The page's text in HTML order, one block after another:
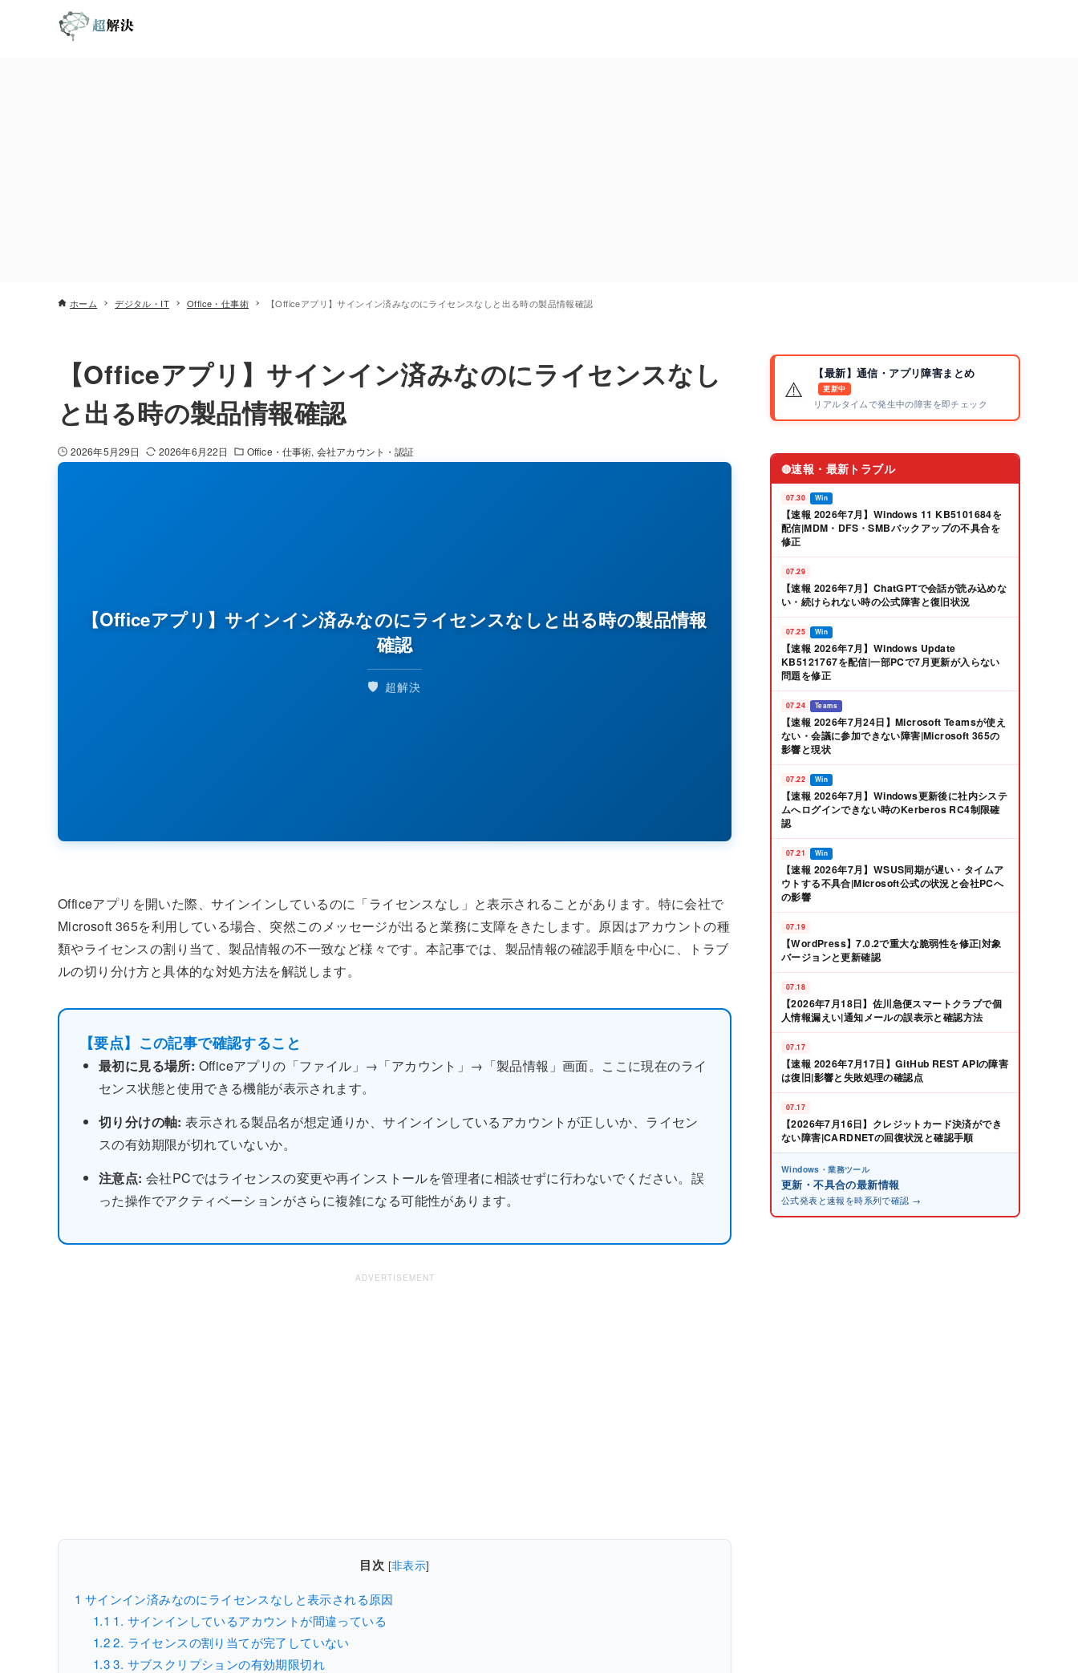
ホーム デジタル・IT Office・仕事術 【Officeアプリ】サインイン済みなのにライセンスなしと出る時の製品情報確認
【Officeアプリ】サインイン済みなのにライセンスなし
と出る時の製品情報確認
2026年5月29日 2026年6月22日 Office・仕事術 会社アカウント・認証
【Officeアプリ】サインイン済みなのにライセンスなしと出る時の製品情報
確認
🛡️ 超解決
Officeアプリを開いた際、サインインしているのに「ライセンスなし」と表示されることがあります。特に会社で
Microsoft 365を利用している場合、突然このメッセージが出ると業務に支障をきたします。原因はアカウントの種
類やライセンスの割り当て、製品情報の不一致など様々です。本記事では、製品情報の確認手順を中心に、トラブ
ルの切り分け方と具体的な対処方法を解説します。
【要点】この記事で確認すること
最初に見る場所: Officeアプリの「ファイル」→「アカウント」→「製品情報」画面。ここに現在のライ
センス状態と使用できる機能が表示されます。
切り分けの軸: 表示される製品名が想定通りか、サインインしているアカウントが正しいか、ライセン
スの有効期限が切れていないか。
注意点: 会社PCではライセンスの変更や再インストールを管理者に相談せずに行わないでください。誤
った操作でアクティベーションがさらに複雑になる可能性があります。
ADVERTISEMENT
目次 [非表示]
1 サインイン済みなのにライセンスなしと表示される原因
1.1 1. サインインしているアカウントが間違っている
1.22. ライセンスの割り当てが完了していない
1.33. サブスクリプションの有効期限切れ
⚠️ 【最新】通信・アプリ障害まとめ
更新中
リアルタイムで発生中の障害を即チェック
🔴速報・最新トラブル
07.30 Win
【速報 2026年7月】Windows 11 KB5101684を
配信|MDM・DFS・SMBバックアップの不具合を
修正
07.29
【速報 2026年7月】ChatGPTで会話が読み込めな
い・続けられない時の公式障害と復旧状況
07.25 Win
【速報 2026年7月】Windows Update
KB5121767を配信|一部PCで7月更新が入らない
問題を修正
07.24 Teams
【速報 2026年7月24日】Microsoft Teamsが使え
ない・会議に参加できない障害|Microsoft 365の
影響と現状
07.22 Win
【速報 2026年7月】Windows更新後に社内システ
ムへログインできない時のKerberos RC4制限確
認
07.21 Win
【速報 2026年7月】WSUS同期が遅い・タイムア
ウトする不具合|Microsoft公式の状況と会社PCへ
の影響
07.19
【WordPress】7.0.2で重大な脆弱性を修正|対象
バージョンと更新確認
07.18
【2026年7月18日】佐川急便スマートクラブで個
人情報漏えい|通知メールの誤表示と確認方法
07.17
【速報 2026年7月17日】GitHub REST APIの障害
は復旧|影響と失敗処理の確認点
07.17
【2026年7月16日】クレジットカード決済ができ
ない障害|CARDNETの回復状況と確認手順
Windows・業務ツール
更新・不具合の最新情報
公式発表と速報を時系列で確認 →